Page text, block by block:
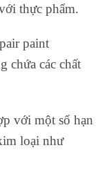
thực phẩm.
paint
chứa các chất
với một số hạn
loại như